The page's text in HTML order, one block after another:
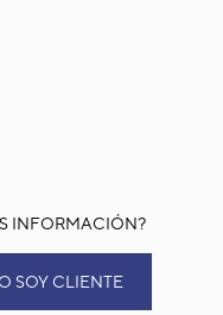
INFORMACIÓN?
SOY CLIENTE